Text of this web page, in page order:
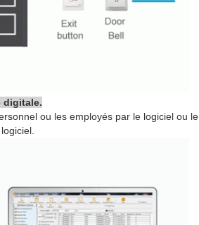
digitale.
ou les employés par le logiciel ou